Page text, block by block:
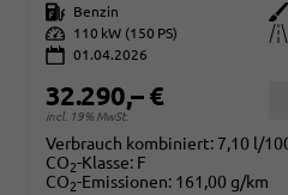
Kraftstoff
Benzin Außenfarbe
Leistung
110 kW (150 PS) Kilometerstand
01.04.2026
32.290,– €
incl. 19% MwSt.
Verbrauch kombiniert: 7,10 l/
CO2-Klasse: F
CO2-Emissionen: 161,00 g/km